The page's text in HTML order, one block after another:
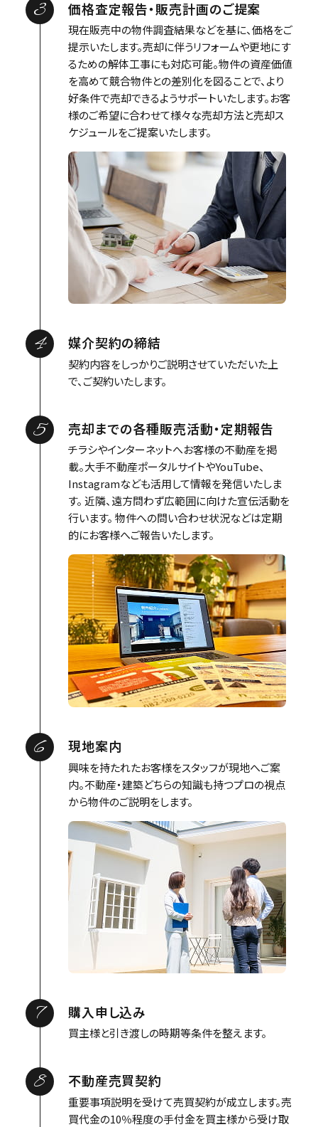
3 価格査定報告・販売計画のご提案
現在販売中の物件調査結果などを基に、価格をご
提示いたします。売却に伴うリフォームや更地にす
るための解体工事にも対応可能。物件の資産価値
を高めて競合物件との差別化を図ることで、より
好条件で売却できるようサポートいたします。お客
様のご希望に合わせて様々な売却方法と売却ス
ケジュールをご提案いたします。
4 媒介契約の締結
契約内容をしっかりご説明させていただいた上
で、ご契約いたします。
5 売却までの各種販売活動・定期報告
チラシやインターネットへお客様の不動産を掲
載。大手不動産ポータルサイトやYouTube、
Instagramなども活用して情報を発信いたしま
す。 近隣、遠方問わず広範囲に向けた宣伝活動を
行います。 物件への問い合わせ状況などは定期
的にお客様へご報告いたします。
6 現地案内
興味を持たれたお客様をスタッフが現地へご案
内。不動産・建築どちらの知識も持つプロの視点
から物件のご説明をします。
7 購入申し込み
買主様と引き渡しの時期等条件を整えます。
8 不動産売買契約
重要事項説明を受けて売買契約が成立します。売
買代金の10％程度の手付金を買主様から受け取